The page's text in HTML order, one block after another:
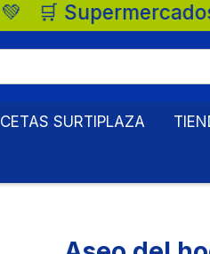
la mejor
SURTIPLAZA